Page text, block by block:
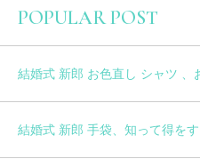
POPULAR POST
結婚式 新郎 お色直し シャツ 、
結婚式 新郎 手袋、知って得を